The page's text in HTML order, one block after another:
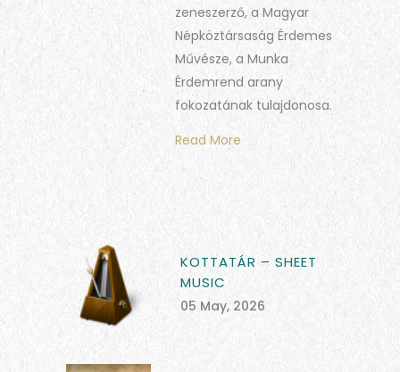
zeneszerző, a Magyar
Népköztársaság Érdemes
Művésze, a Munka
Érdemrend arany
fokozatának tulajdonosa.
Read More
KOTTATÁR – SHEET
MUSIC
05 May, 2026